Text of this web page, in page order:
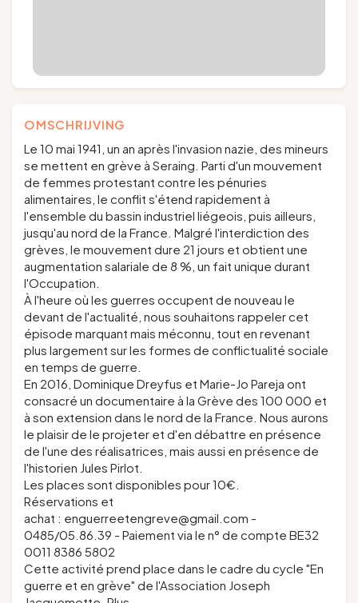
OMSCHRIJVING
Le 10 mai 1941, un an après l'invasion nazie, des mineurs
se mettent en grève à Seraing. Parti d'un mouvement
de femmes protestant contre les pénuries
alimentaires, le conflit s'étend rapidement à
l'ensemble du bassin industriel liégeois, puis ailleurs,
jusqu'au nord de la France. Malgré l'interdiction des
grèves, le mouvement dure 21 jours et obtient une
augmentation salariale de 8 %, un fait unique durant
l'Occupation.
À l'heure où les guerres occupent de nouveau le
devant de l'actualité, nous souhaitons rappeler cet
épisode marquant mais méconnu, tout en revenant
plus largement sur les formes de conflictualité sociale
en temps de guerre.
En 2016, Dominique Dreyfus et Marie-Jo Pareja ont
consacré un documentaire à la Grève des 100 000 et
à son extension dans le nord de la France. Nous aurons
le plaisir de le projeter et d'en débattre en présence
de l'une des réalisatrices, mais aussi en présence de
l'historien Jules Pirlot.
Les places sont disponibles pour 10€.
Réservations et
achat : enguerreetengreve@gmail.com -
0485/05.86.39 - Paiement via le n° de compte BE32
0011 8386 5802
Cette activité prend place dans le cadre du cycle "En
guerre et en grève" de l'Association Joseph